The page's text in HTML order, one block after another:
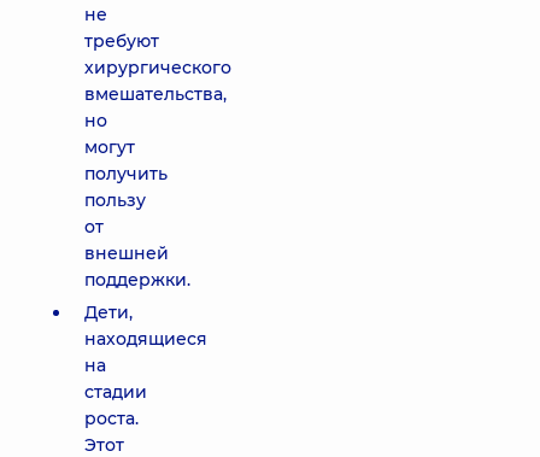
не
требуют
хирургического
вмешательства,
но
могут
получить
пользу
от
внешней
поддержки.
Дети,
находящиеся
на
стадии
роста.
Этот